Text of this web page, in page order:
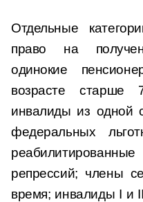
Отдельные
право на
одинокие
возрасте старше
инвалиды из одной
федеральных
репрессий; члены
время; инвалиды I и